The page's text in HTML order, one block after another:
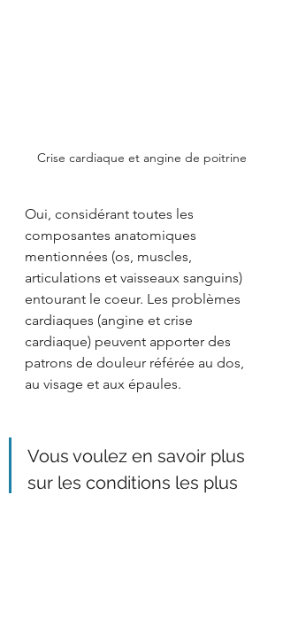
Crise cardiaque et angine de poitrine
Oui, considérant toutes les
composantes anatomiques
mentionnées (os, muscles,
articulations et vaisseaux sanguins)
entourant le coeur. Les problèmes
cardiaques (angine et crise
cardiaque) peuvent apporter des
patrons de douleur référée au dos,
au visage et aux épaules.
Vous voulez en savoir plus
sur les conditions les plus